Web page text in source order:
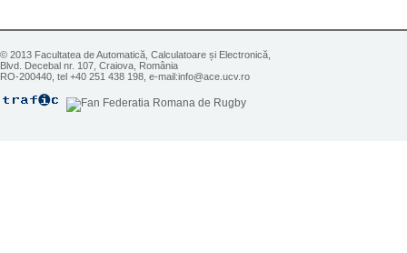
© 2013 Facultatea de Automatică, Calculatoare și Electronică,
Blvd. Decebal nr. 107, Craiova, România
RO-200440, tel +40 251 438 198, e-mail:info@ace.ucv.ro